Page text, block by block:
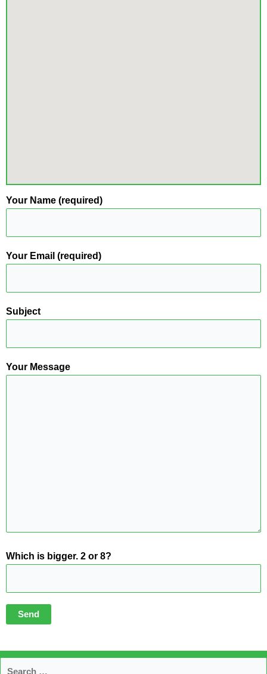
Your Name (required)
Your Email (required)
Subject
Your Message
Which is bigger. 2 or 8?